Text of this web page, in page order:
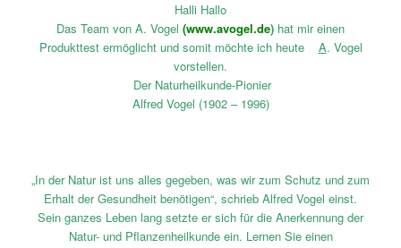
Halli Hallo
Das Team von A. Vogel (www.avogel.de) hat mir einen
Produkttest ermöglicht und somit möchte ich heute A. Vogel
vorstellen.
Der Naturheilkunde-Pionier
Alfred Vogel (1902 – 1996)
„In der Natur ist uns alles gegeben, was wir zum Schutz und zum
Erhalt der Gesundheit benötigen“, schrieb Alfred Vogel einst.
Sein ganzes Leben lang setzte er sich für die Anerkennung der
Natur- und Pflanzenheilkunde ein. Lernen Sie einen